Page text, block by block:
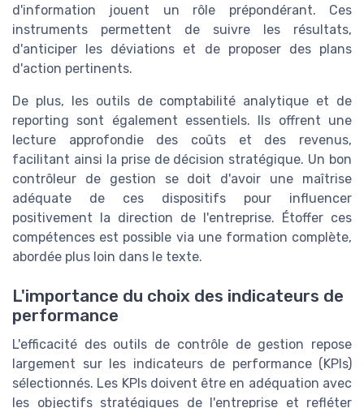
d'information jouent un rôle prépondérant. Ces
instruments permettent de suivre les résultats,
d'anticiper les déviations et de proposer des plans
d'action pertinents.
De plus, les outils de comptabilité analytique et de
reporting sont également essentiels. Ils offrent une
lecture approfondie des coûts et des revenus,
facilitant ainsi la prise de décision stratégique. Un bon
contrôleur de gestion se doit d'avoir une maîtrise
adéquate de ces dispositifs pour influencer
positivement la direction de l'entreprise. Étoffer ces
compétences est possible via une formation complète,
abordée plus loin dans le texte.
L'importance du choix des indicateurs de
performance
L'efficacité des outils de contrôle de gestion repose
largement sur les indicateurs de performance (KPIs)
sélectionnés. Les KPIs doivent être en adéquation avec
les objectifs stratégiques de l'entreprise et refléter